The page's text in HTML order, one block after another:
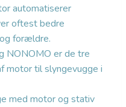
automatiserer
oftest bedre
forældre.
NONOMO er de tre
til slyngevugge i
med motor og stativ